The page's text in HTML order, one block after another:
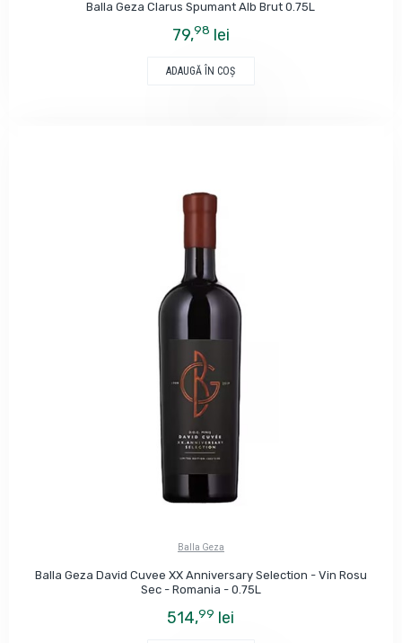
Balla Geza Clarus Spumant Alb Brut 0.75L
79,98 lei
ADAUGĂ ÎN COŞ
Balla Geza
Balla Geza David Cuvee XX Anniversary Selection - Vin Rosu
Sec - Romania - 0.75L
514,99 lei